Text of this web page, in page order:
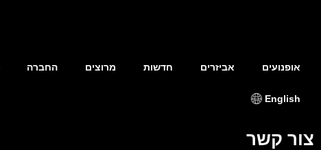
אופנועים אביזרים חדשות מרוצים החברה
English
צור קשר